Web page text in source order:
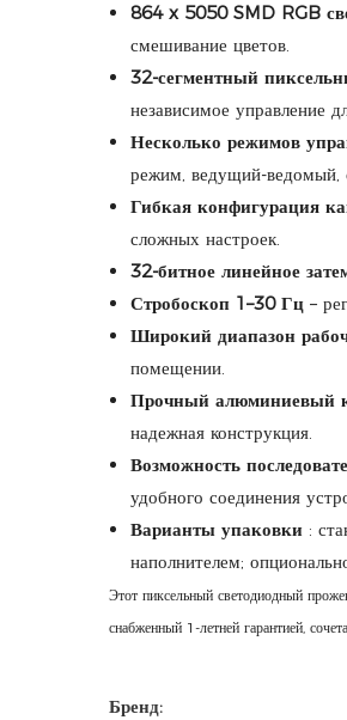
864 x 5050 SMD RGB
смешивание цветов.
32-сегментный
независимое управление
Несколько режимов
режим, ведущий-ведомый,
Гибкая конфигурация
сложных настроек.
32-битное линейное
Стробоскоп 1–30 Гц –
Широкий диапазон
помещении.
Прочный алюминиевый
надежная конструкция.
Возможность
удобного соединения
Варианты упаковки :
наполнителем;
Этот пиксельный светодиодный
снабженный 1-летней гарантией,
Бренд: